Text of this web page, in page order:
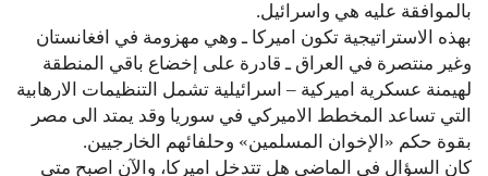
بالموافقة عليه هي واسرائيل.
بهذه الاستراتيجية تكون اميركا ـ وهي مهزومة في افغانستان
وغير منتصرة في العراق ـ قادرة على إخضاع باقي المنطقة
لهيمنة عسكرية اميركية – اسرائيلية تشمل التنظيمات الارهابية
التي تساعد المخطط الاميركي في سوريا وقد يمتد الى مصر
بقوة حكم «الإخوان المسلمين» وحلفائهم الخارجيين.
كان السؤال في الماضي هل تتدخل اميركا، والآن اصبح متى